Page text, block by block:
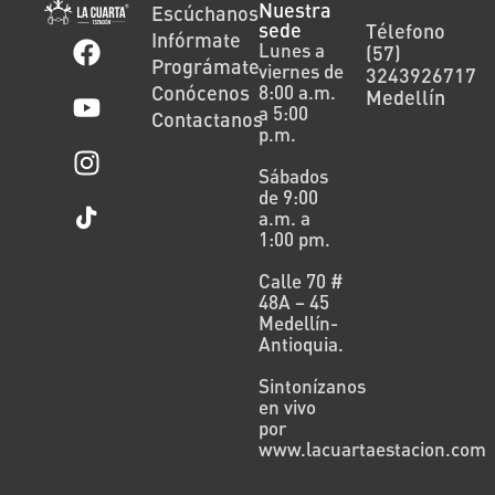
Escúchanos
Infórmate
Prográmate
Conócenos
Contactanos
Nuestra
sede
Lunes a
viernes de
8:00 a.m.
a 5:00
p.m.
Sábados
de 9:00
a.m. a
1:00 pm.
Calle 70 #
48A – 45
Medellín-
Antioquia.
Sintonízanos
en vivo
por
www.lacuartaestacion.com
Télefono
(57)
3243926717
Medellín